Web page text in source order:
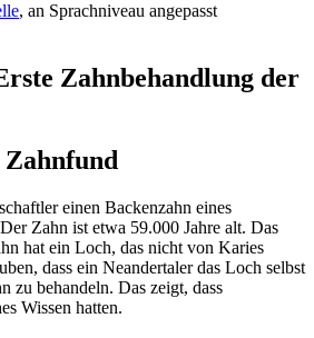
, an Sprachniveau angepasst
Zahnbehandlung der
einen Backenzahn eines
Zahn ist etwa 59.000 Jahre alt. Das
hat ein Loch, das nicht von Karies
dass ein Neandertaler das Loch selbst
zu behandeln. Das zeigt, dass
Wissen hatten.